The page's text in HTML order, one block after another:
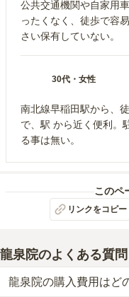
公共交通機関や自家用
ったくなく、徒歩で容
さい保有していない。
30代 ・ 女性
南北線早稲田駅から、
で、駅 から近く便利。
る事は無い。
このペ
リンクをコピー
龍泉院のよくある質問
龍泉院の購入費用はど